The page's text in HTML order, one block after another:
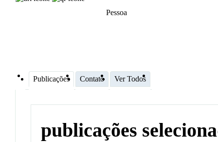
Pessoa
Publicações Contato Ver Todos
publicações